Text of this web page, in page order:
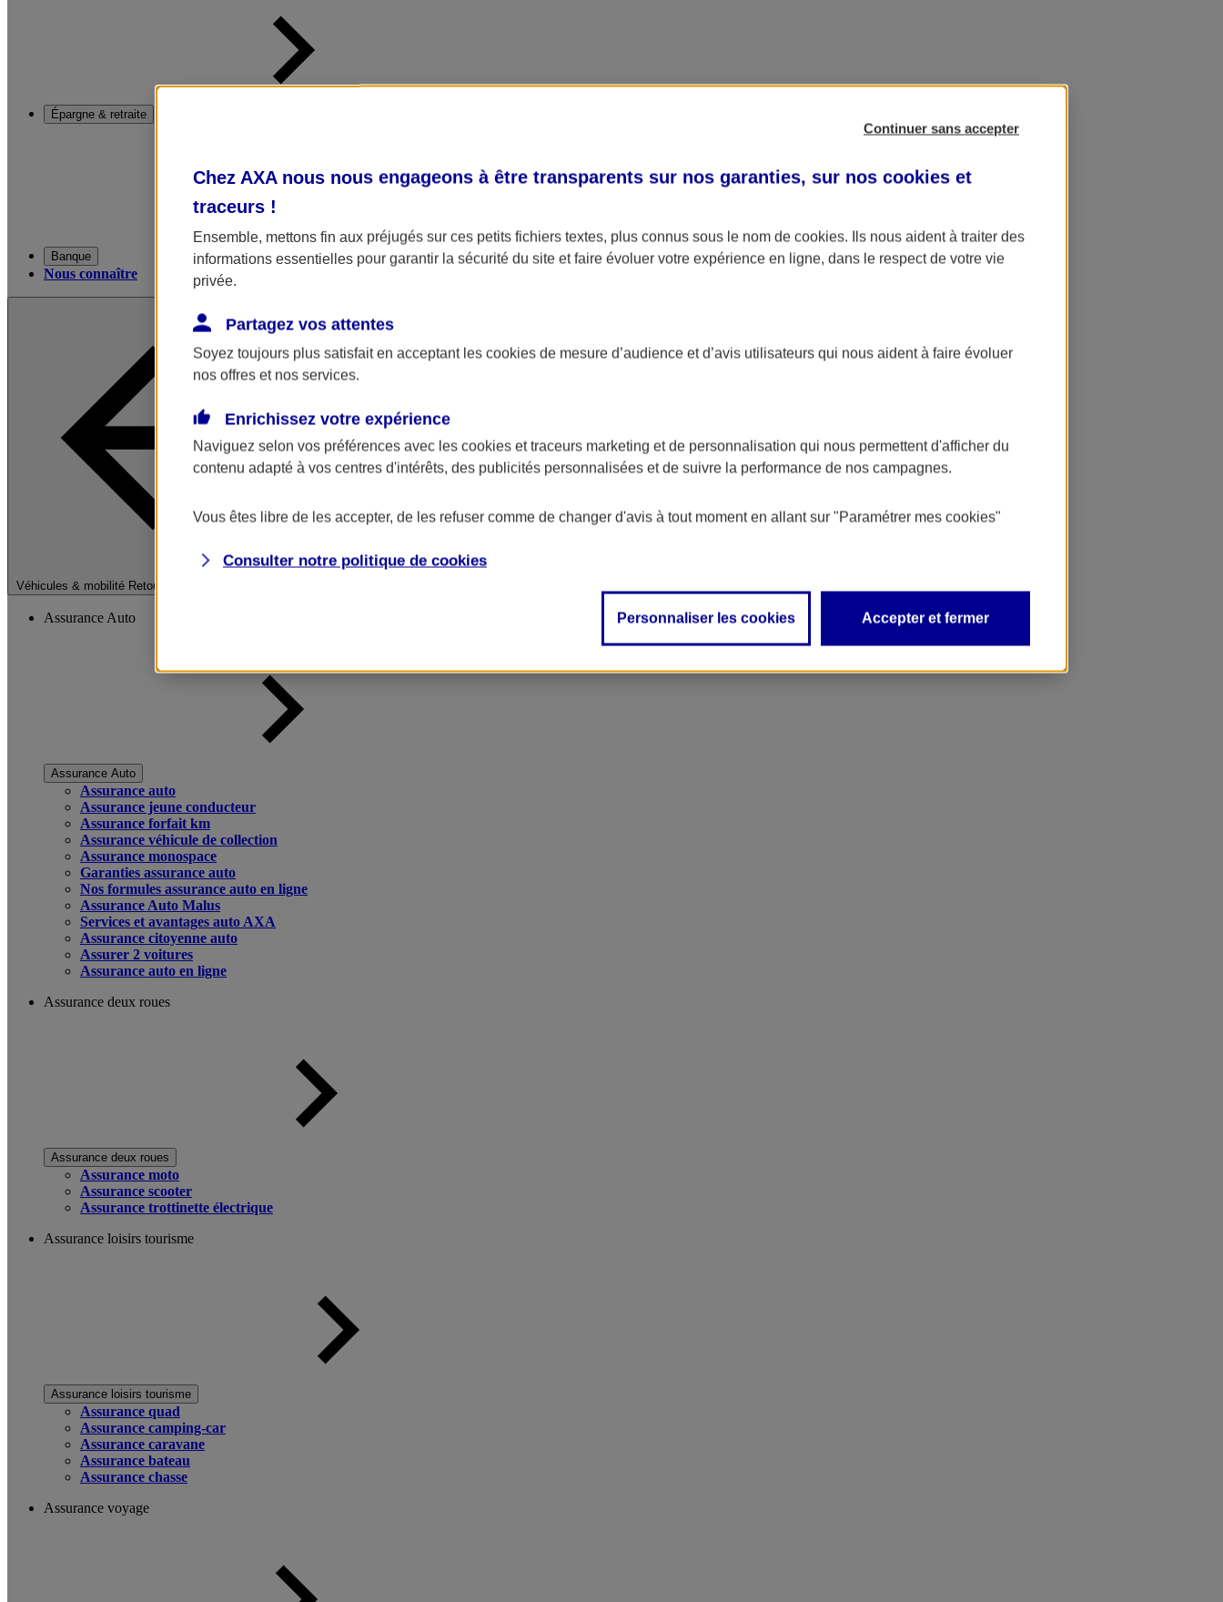
Épargne & retraite
Banque
Nous connaître
Véhicules & mobilité Retour à la section précédente
Fermer le menu principal
Assurance Auto
Assurance Auto
Assurance auto
Assurance jeune conducteur
Assurance forfait km
Assurance véhicule de collection
Assurance monospace
Garanties assurance auto
Nos formules assurance auto en ligne
Assurance Auto Malus
Services et avantages auto AXA
Assurance citoyenne auto
Assurer 2 voitures
Assurance auto en ligne
Assurance deux roues
Assurance deux roues
Assurance moto
Assurance scooter
Assurance trottinette électrique
Assurance loisirs tourisme
Assurance loisirs tourisme
Assurance quad
Assurance camping-car
Assurance caravane
Assurance bateau
Assurance chasse
Assurance voyage
Continuer sans accepter
Chez AXA nous nous engageons à être transparents sur nos garanties, sur nos cookies et
traceurs !
Ensemble, mettons fin aux préjugés sur ces petits fichiers textes, plus connus sous le nom de cookies. Ils nous aident à traiter des
informations essentielles pour garantir la sécurité du site et faire évoluer votre expérience en ligne, dans le respect de votre vie
privée.
Partagez vos attentes
Soyez toujours plus satisfait en acceptant les cookies de mesure d’audience et d’avis utilisateurs qui nous aident à faire évoluer
nos offres et nos services.
Enrichissez votre expérience
Naviguez selon vos préférences avec les cookies et traceurs marketing et de personnalisation qui nous permettent d'afficher du
contenu adapté à vos centres d'intérêts, des publicités personnalisées et de suivre la performance de nos campagnes.
Vous êtes libre de les accepter, de les refuser comme de changer d'avis à tout moment en allant sur "Paramétrer mes cookies"
Consulter notre politique de cookies
Personnaliser les cookies Accepter et fermer